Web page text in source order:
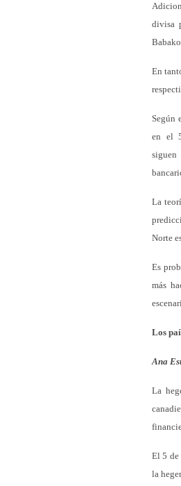
divisa
En
Según
en el
siguen
La
Norte
Es
más
Los
Ana
La
El 5 de
la